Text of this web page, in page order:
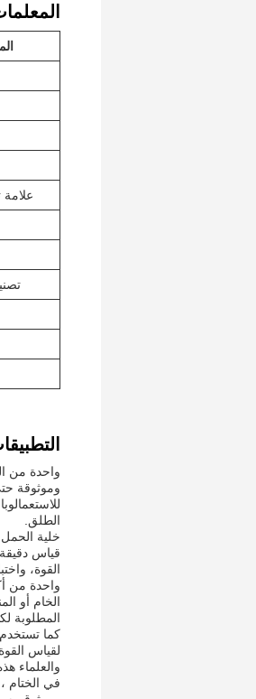
علامة
الطلق.
قياس
القوة،
واحدة من
الخام أو
المطلوبة
لقياس
والعلماء